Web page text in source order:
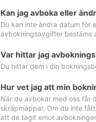
Kan jag avboka eller
Du kan inte ändra datum för
avbokningsavgifter bestäms
Var hittar jag
Du hittar dem i din
Hur vet jag att min
När du avbokar med oss får
skräpmappar. Om du inte
att de tagit emot